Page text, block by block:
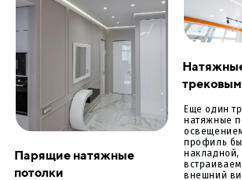
Парящие натяжные
потолки
Еще один
натяжные
профиль
накладной,
внешний